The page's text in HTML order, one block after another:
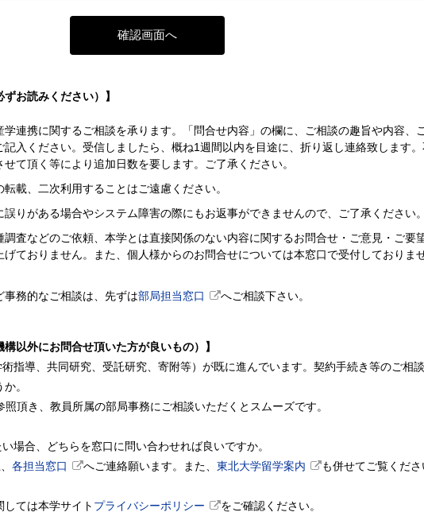
お読みください）】
学連携に関するご相談を承ります。「問合せ内容」の欄に、ご相談の趣旨や内容、
入ください。受信しましたら、概ね1週間以内を目途に、折り返し連絡致します
て頂く等により追加日数を要します。ご了承ください。
載、二次利用することはご遠慮ください。
誤りがある場合やシステム障害の際にもお返事ができませんので、ご了承ください
調査などのご依頼、本学とは直接関係のない内容に関するお問合せ・ご意見・ご要
ておりません。また、個人様からのお問合せについては本窓口で受付しておりま
務的なご相談は、先ずは部局担当窓口 へご相談下さい。
構以外にお問合せ頂いた方が良いもの）】
指導、共同研究、受託研究、寄附等）が既に進んでいます。契約手続き等のご相
。
照頂き、教員所属の部局事務にご相談いただくとスムーズです。
場合、どちらを窓口に問い合わせれば良いですか。
各担当窓口 へご連絡願います。また、 東北大学留学案内 も併せてご覧くだ
ては本学サイト プライバシーポリシー をご確認ください。